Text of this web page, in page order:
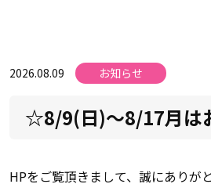
2026.08.09 お知らせ
☆8/9(日)～8/17月は
HPをご覧頂きまして、誠にありが